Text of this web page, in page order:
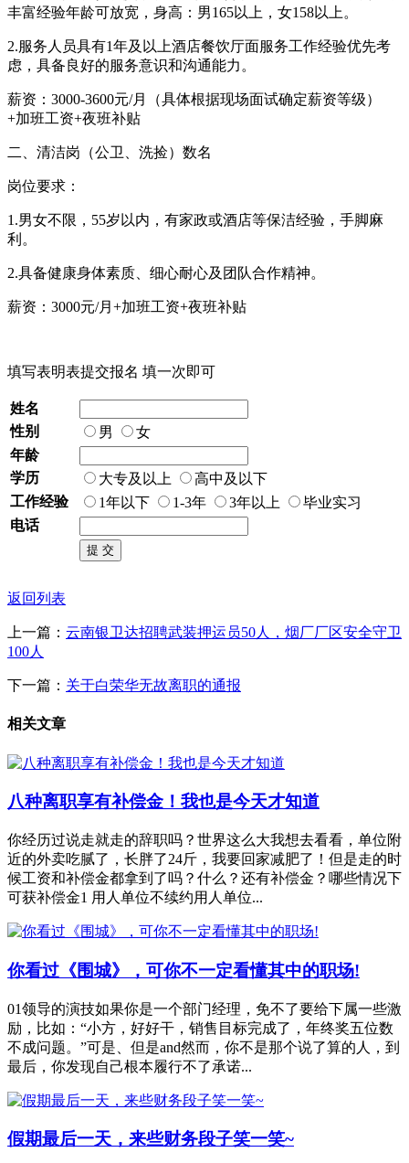
丰富经验年龄可放宽，身高：男165以上，女158以上。
2.服务人员具有1年及以上酒店餐饮厅面服务工作经验优先考
虑，具备良好的服务意识和沟通能力。
薪资：3000-3600元/月（具体根据现场面试确定薪资等级）
+加班工资+夜班补贴
二、清洁岗（公卫、洗捡）数名
岗位要求：
1.男女不限，55岁以内，有家政或酒店等保洁经验，手脚麻
利。
2.具备健康身体素质、细心耐心及团队合作精神。
薪资：3000元/月+加班工资+夜班补贴
填写表明表提交报名 填一次即可
姓名
性别
男
女
年龄
学历
大专及以上
高中及以下
工作经验
1年以下 1-3年 3年以上
毕业实习
电话
提 交
返回列表
上一篇： 云南银卫达招聘武装押运员50人，烟厂厂区安全守卫
100人
下一篇： 关于白荣华无故离职的通报
相关文章
八种离职享有补偿金！我也是今天才知道
你经历过说走就走的辞职吗？世界这么大我想去看看，单位附
近的外卖吃腻了，长胖了24斤，我要回家减肥了！但是走的时
候工资和补偿金都拿到了吗？什么？还有补偿金？哪些情况下
可获补偿金1 用人单位不续约用人单位...
你看过《围城》，可你不一定看懂其中的职场!
01领导的演技如果你是一个部门经理，免不了要给下属一些激
励，比如：“小方，好好干，销售目标完成了，年终奖五位数
不成问题。”可是、但是and然而，你不是那个说了算的人，到
最后，你发现自己根本履行不了承诺...
假期最后一天，来些财务段子笑一笑~